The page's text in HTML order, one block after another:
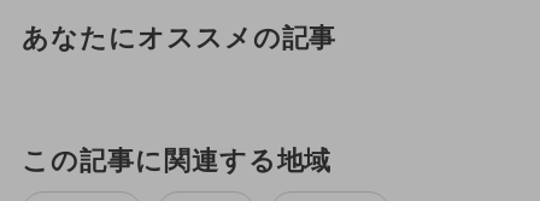
あなたにオススメの記事
この記事に関連する地域